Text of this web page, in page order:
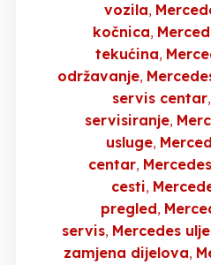
vozila
kočnica
tekućina
održavanje
servis centar
servisiranje
usluge
centar
cesti
pregled
servis Mercedes
zamjena dijelova